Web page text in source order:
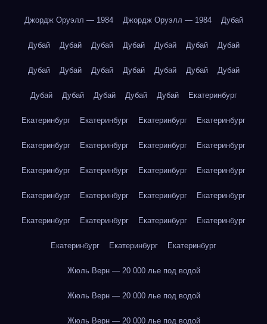
Джордж Оруэлл — 1984 Джордж Оруэлл — 1984 Дубай
Дубай Дубай Дубай Дубай Дубай Дубай Дубай
Дубай Дубай Дубай Дубай Дубай Дубай Дубай
Дубай Дубай Дубай Дубай Дубай Екатеринбург
Екатеринбург Екатеринбург Екатеринбург Екатеринбург
Екатеринбург Екатеринбург Екатеринбург Екатеринбург
Екатеринбург Екатеринбург Екатеринбург Екатеринбург
Екатеринбург Екатеринбург Екатеринбург Екатеринбург
Екатеринбург Екатеринбург Екатеринбург Екатеринбург
Екатеринбург Екатеринбург Екатеринбург
Жюль Верн — 20 000 лье под водой
Жюль Верн — 20 000 лье под водой
Жюль Верн — 20 000 лье под водой